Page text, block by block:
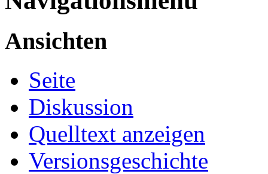
Ansichten
Seite
Diskussion
Quelltext anzeigen
Versionsgeschichte